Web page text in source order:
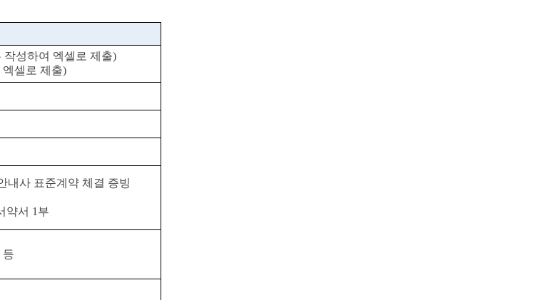
작성하여 엑셀로 제출)
셀로 제출)
내사 표준계약 체결 증빙
약서 1부
등